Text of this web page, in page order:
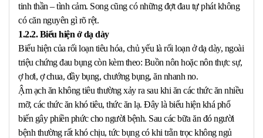
tinh thần – tình cảm. Song cũng có những đợt đau tự phát không
có căn nguyên gì rõ rệt.
1.2.2. Biểu hiện ở dạ dày
Biểu hiện của rối loạn tiêu hóa, chủ yếu là rối loạn ở dạ dày, ngoài
triệu chứng đau bụng còn kèm theo: Buồn nôn hoặc nôn thực sự,
ợ hơi, ợ chua, đầy bụng, chướng bụng, ăn nhanh no.
Ậm ạch ăn không tiêu thường xảy ra sau khi ăn các thức ăn nhiều
mỡ, các thức ăn khó tiêu, thức ăn lạ. Đây là biểu hiện khá phổ
biến gây phiền phức cho người bệnh. Sau các bữa ăn đó người
bệnh thường rất khó chịu, tức bụng có khi trằn trọc không ngủ